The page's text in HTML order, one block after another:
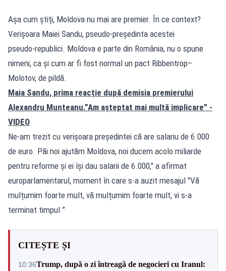
Așa cum știți, Moldova nu mai are premier. În ce context?
Verișoara Maiei Sandu, pseudo‑președinta acestei
pseudo‑republici. Moldova e parte din România, nu o spune
nimeni, ca și cum ar fi fost normal un pact Ribbentrop–
Molotov, de pildă.
Maia Sandu, prima reacție după demisia premierului
Alexandru Munteanu.”Am așteptat mai multă implicare” -
VIDEO
Ne-am trezit cu verișoara președintei că are salariu de 6.000
de euro. Păi noi ajutăm Moldova, noi ducem acolo miliarde
pentru reforme și ei își dau salarii de 6.000," a afirmat
europarlamentarul, moment în care s-a auzit mesajul "Vă
mulțumim foarte mult, vă mulțumim foarte mult, vi s-a
terminat timpul.”
CITEȘTE ȘI
10:36Trump, după o zi întreagă de negocieri cu Iranul: